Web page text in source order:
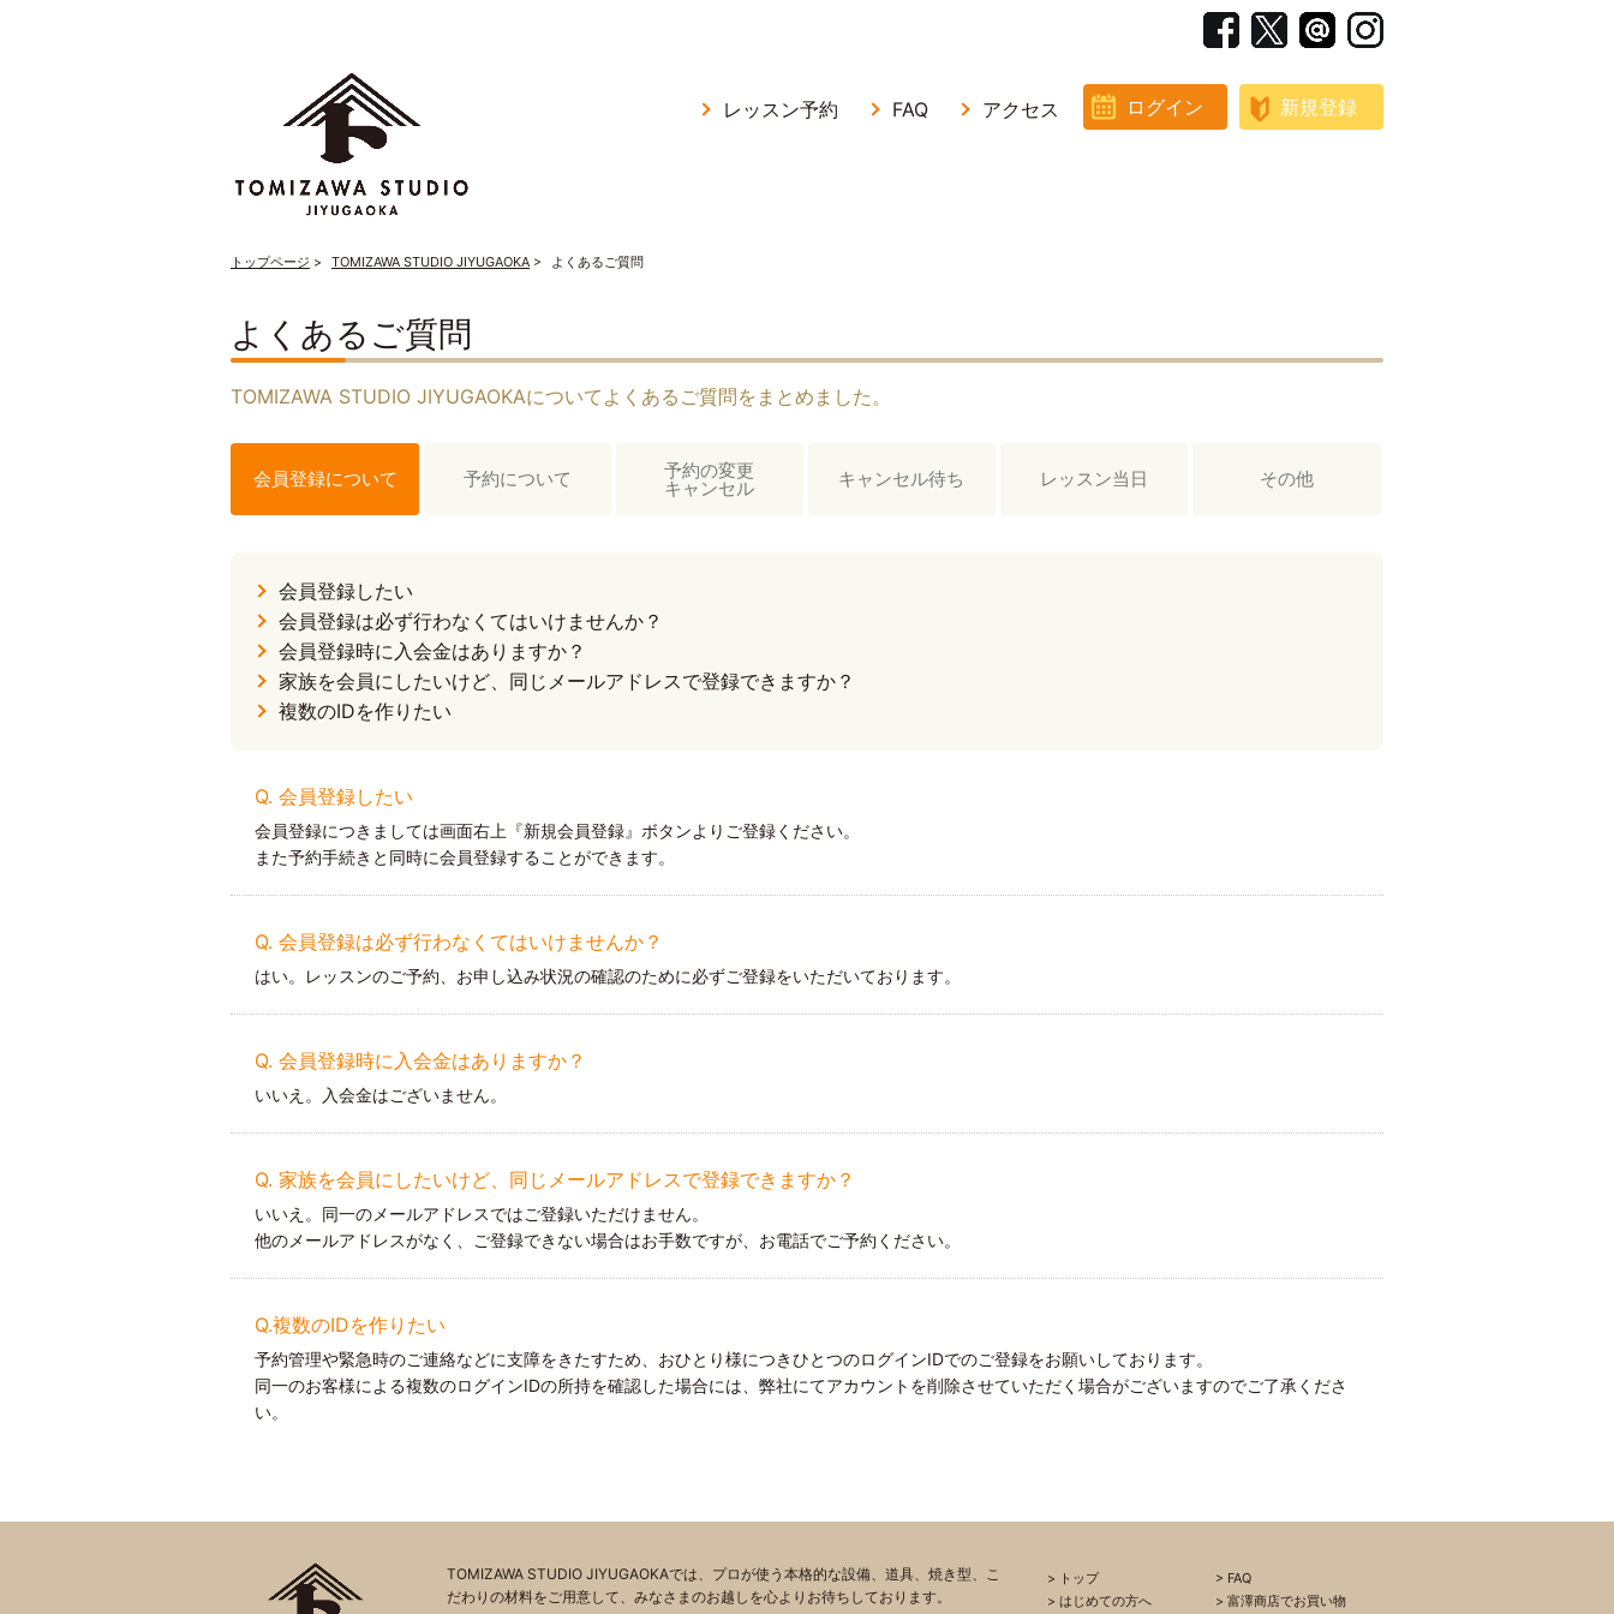
レッスン予約 FAQ アクセス ログイン 新規登録
トップページ TOMIZAWA STUDIO JIYUGAOKA よくあるご質問
よくあるご質問
TOMIZAWA STUDIO JIYUGAOKAについてよくあるご質問をまとめました。
会員登録について 予約について 予約の変更
キャンセル キャンセル待ち レッスン当日 その他
会員登録したい
会員登録は必ず行わなくてはいけませんか？
会員登録時に入会金はありますか？
家族を会員にしたいけど、同じメールアドレスで登録できますか？
複数のIDを作りたい
Q. 会員登録したい
会員登録につきましては画面右上『新規会員登録』ボタンよりご登録ください。
また予約手続きと同時に会員登録することができます。
Q. 会員登録は必ず行わなくてはいけませんか？
はい。レッスンのご予約、お申し込み状況の確認のために必ずご登録をいただいております。
Q. 会員登録時に入会金はありますか？
いいえ。入会金はございません。
Q. 家族を会員にしたいけど、同じメールアドレスで登録できますか？
いいえ。同一のメールアドレスではご登録いただけません。
他のメールアドレスがなく、ご登録できない場合はお手数ですが、お電話でご予約ください。
Q.複数のIDを作りたい
予約管理や緊急時のご連絡などに支障をきたすため、おひとり様につきひとつのログインIDでのご登録をお願いしております。
同一のお客様による複数のログインIDの所持を確認した場合には、弊社にてアカウントを削除させていただく場合がございますのでご了承くださ
い。
TOMIZAWA STUDIO JIYUGAOKAでは、プロが使う本格的な設備、道具、焼き型、こ
だわりの材料をご用意して、みなさまのお越しを心よりお待ちしております。
トップ
FAQ
はじめての方へ
富澤商店でお買い物